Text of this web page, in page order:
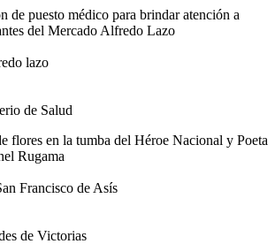
de puesto médico para brindar atención a
del Mercado Alfredo Lazo
lazo
de Salud
flores en la tumba del Héroe Nacional y Poeta
Rugama
Francisco de Asís
de Victorias